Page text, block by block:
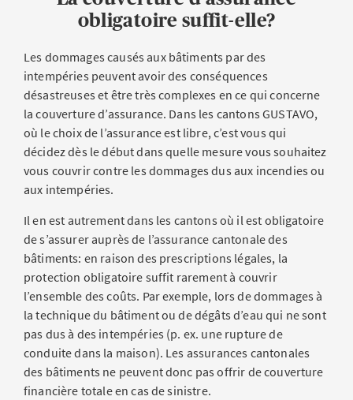
obligatoire suffit-elle?
Les dommages causés aux bâtiments par des
intempéries peuvent avoir des conséquences
désastreuses et être très complexes en ce qui concerne
la couverture d’assurance. Dans les cantons GUSTAVO,
où le choix de l’assurance est libre, c’est vous qui
décidez dès le début dans quelle mesure vous souhaitez
vous couvrir contre les dommages dus aux incendies ou
aux intempéries.
Il en est autrement dans les cantons où il est obligatoire
de s’assurer auprès de l’assurance cantonale des
bâtiments: en raison des prescriptions légales, la
protection obligatoire suffit rarement à couvrir
l’ensemble des coûts. Par exemple, lors de dommages à
la technique du bâtiment ou de dégâts d’eau qui ne sont
pas dus à des intempéries (p. ex. une rupture de
conduite dans la maison). Les assurances cantonales
des bâtiments ne peuvent donc pas offrir de couverture
financière totale en cas de sinistre.